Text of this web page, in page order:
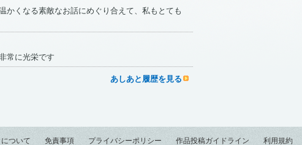
かくなる素敵なお話にめぐり合えて、私もとても
常に光栄です
あしあと履歴を見る
について 免責事項 プライバシーポリシー 作品投稿ガイドライン
利用規約